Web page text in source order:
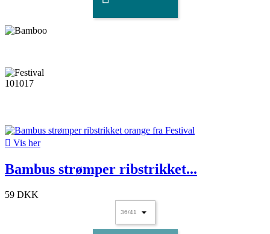
 Vis her
Bambus strømper ribstrikket...
59 DKK